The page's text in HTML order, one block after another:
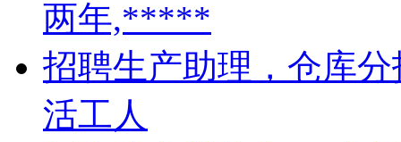
两年,*****
招聘生产助理，仓库
活工人